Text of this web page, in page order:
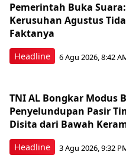
Headline
Pemerintah Buka
Kerusuhan Agustus
Faktanya
6 Agu 2026, 8:42
Headline
TNI AL Bongkar Modus
Penyelundupan Pasir
Disita dari Bawah
3 Agu 2026, 9:32